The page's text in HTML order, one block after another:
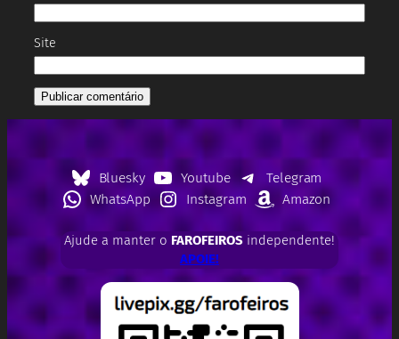
Site
Bluesky Youtube
Telegram
WhatsApp
Instagram Amazon
Ajude a manter o FAROFEIROSindependente!
APOIE!